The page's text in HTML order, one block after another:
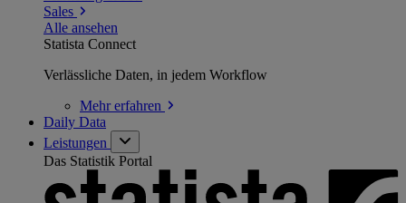
Sales
Alle ansehen
Statista Connect
Verlässliche Daten, in jedem Workflow
Mehrerfahren
Daily Data
Leistungen
Das Statistik Portal